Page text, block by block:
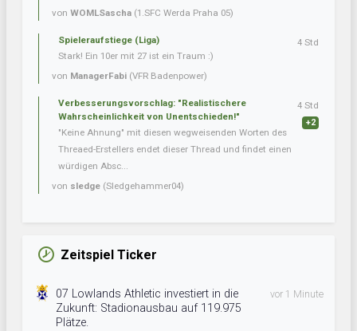
von WOMLSascha (1.SFC Werda Praha 05)
Spieleraufstiege (Liga)
Stark! Ein 10er mit 27 ist ein Traum :)
von ManagerFabi (VFR Badenpower)
4 Std
Verbesserungsvorschlag: "Realistischere
Wahrscheinlichkeit von Unentschieden!"
"Keine Ahnung" mit diesen wegweisenden Worten des
Threaed-Erstellers endet dieser Thread und findet einen
würdigen Absc...
von sledge (Sledgehammer04)
4 Std
+2
Zeitspiel Ticker
07 Lowlands Athletic investiert in die
Zukunft: Stadionausbau auf 119.975
Plätze.
vor 1 Minute